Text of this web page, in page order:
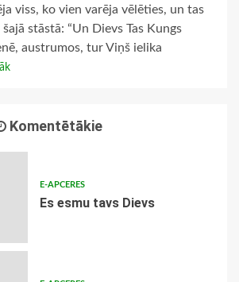
viss, ko vien varēja vēlēties, un tas
stāstā: “Un Dievs Tas Kungs
austrumos, tur Viņš ielika
Komentētākie
E-APCERES
Es esmu tavs Dievs